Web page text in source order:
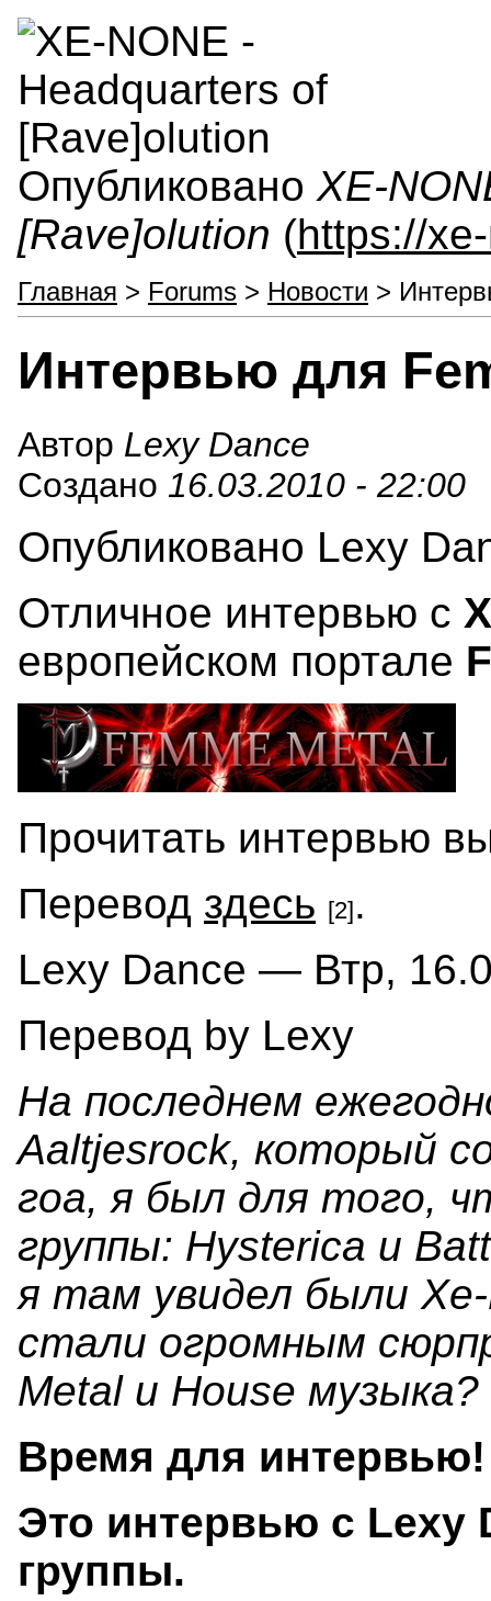
Опубликовано XE-
[Rave]olution (https://
Главная > Forums > Новости >
Интервью для
Автор Lexy Dance
Создано 16.03.2010 - 22:00
Опубликовано Lexy
Отличное интервью с
европейском портале
Прочитать интервью
Перевод здесь [2].
Lexy Dance — Втр,
Перевод by Lexy
На последнем
Aaltjesrock, который
гоа, я был для того,
группы: Hysterica и
я там увидел были
стали огромным
Metal и House музыка?
Время для интервью!
Это интервью с Lexy
группы.